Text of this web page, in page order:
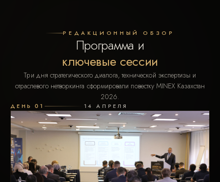
РЕДАКЦИОННЫЙ ОБЗОР
Программа и
ключевые сессии
Три дня стратегического диалога, технической экспертизы и
отраслевого нетворкинга сформировали повестку MINEX Казахстан
2026.
ДЕНЬ 01 14 АПРЕЛЯ